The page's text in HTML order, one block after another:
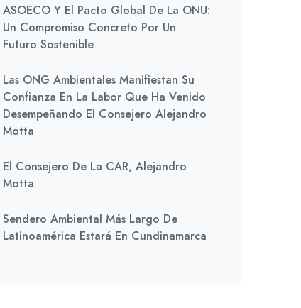
ASOECO Y El Pacto Global De La ONU:
Un Compromiso Concreto Por Un
Futuro Sostenible
Las ONG Ambientales Manifiestan Su
Confianza En La Labor Que Ha Venido
Desempeñando El Consejero Alejandro
Motta
El Consejero De La CAR, Alejandro
Motta
Sendero Ambiental Más Largo De
Latinoamérica Estará En Cundinamarca